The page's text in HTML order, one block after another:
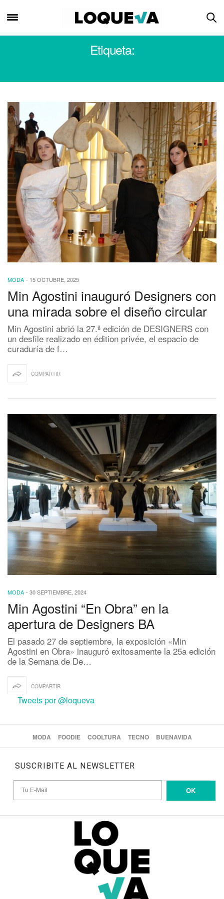
Etiqueta:
MODA - 15 OCTUBRE, 2025
Min Agostini inauguró Designers con
una mirada sobre el diseño circular
Min Agostini abrió la 27.ª edición de DESIGNERS con
un desfile realizado en édition privée, el espacio de
curaduría de f…
COMPARTIR
MODA - 30 SEPTIEMBRE, 2024
Min Agostini “En Obra” en la
apertura de Designers BA
El pasado 27 de septiembre, la exposición «Min
Agostini en Obra» inauguró exitosamente la 25a edición
de la Semana de De…
COMPARTIR
Tweets por @loqueva
MODA FOODIE COOLTURA TECNO BUENAVIDA
SUSCRIBITE AL NEWSLETTER
OK